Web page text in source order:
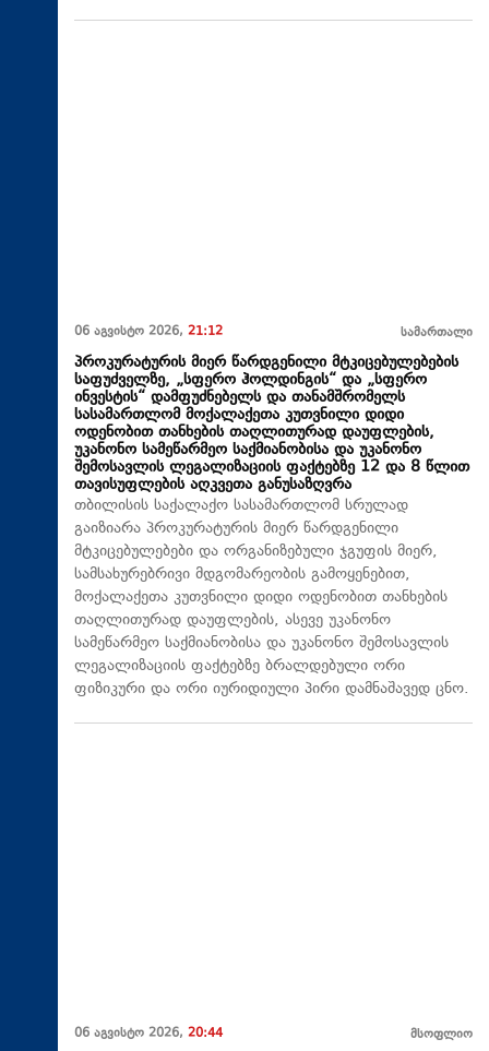
06 აგვისტო 2026, 21:12 სამართალი
პროკურატურის მიერ წარდგენილი მტკიცებულებების
საფუძველზე, „სფერო ჰოლდინგის“ და „სფერო
ინვესტის“ დამფუძნებელს და თანამშრომელს
სასამართლომ მოქალაქეთა კუთვნილი დიდი
ოდენობით თანხების თაღლითურად დაუფლების,
უკანონო სამეწარმეო საქმიანობისა და უკანონო
შემოსავლის ლეგალიზაციის ფაქტებზე 12 და 8 წლით
თავისუფლების აღკვეთა განუსაზღვრა
თბილისის საქალაქო სასამართლომ სრულად
გაიზიარა პროკურატურის მიერ წარდგენილი
მტკიცებულებები და ორგანიზებული ჯგუფის მიერ,
სამსახურებრივი მდგომარეობის გამოყენებით,
მოქალაქეთა კუთვნილი დიდი ოდენობით თანხების
თაღლითურად დაუფლების, ასევე უკანონო
სამეწარმეო საქმიანობისა და უკანონო შემოსავლის
ლეგალიზაციის ფაქტებზე ბრალდებული ორი
ფიზიკური და ორი იურიდიული პირი დამნაშავედ ცნო.
06 აგვისტო 2026, 20:44 მსოფლიო